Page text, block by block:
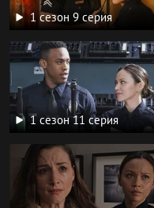
1 сезон 9 серия
1 сезон 11 серия